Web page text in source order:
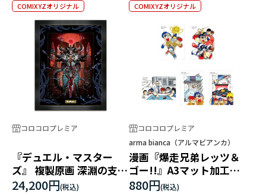
COMIXYZオリジナル COMIXYZオリジナル
コロコロプレミア
『デュエル・マスター
ズ』 複製原画 深淵の支配
者 ジャシン
24,200円
コロコロプレミア
arma bianca（アルマビアンカ）
漫画『爆走兄弟レッツ＆
ゴー!!』A3マット加工ポ
スター
880円